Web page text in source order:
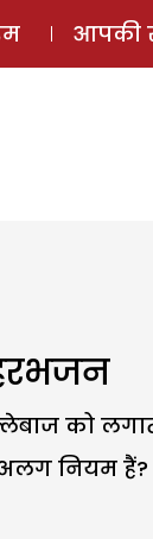
लॉग इन
आपकी
को
नियम हैं?